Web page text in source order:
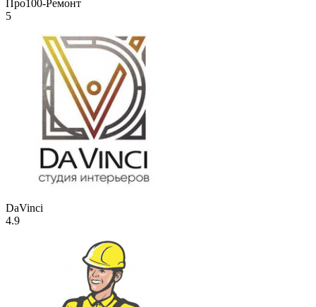
Про100-Ремонт
5
DaVinci
4.9